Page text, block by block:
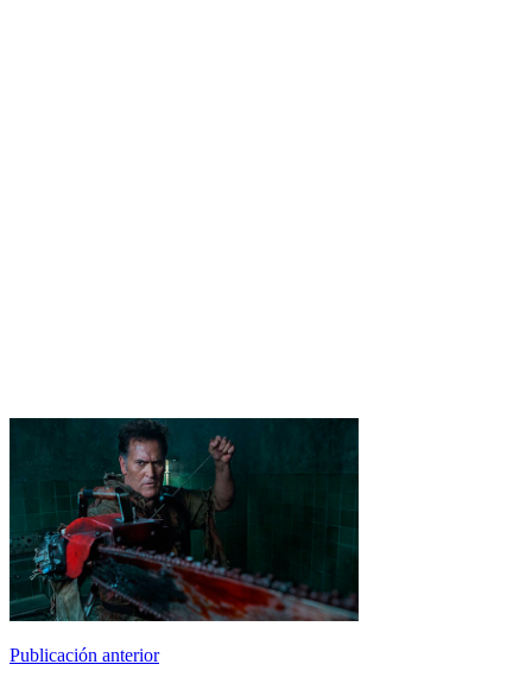
Publicación anterior